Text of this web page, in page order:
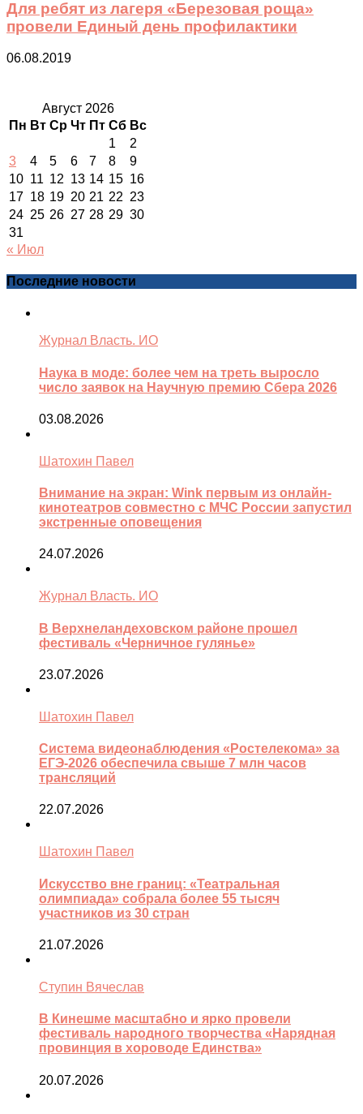
Для ребят из лагеря «Березовая роща»
провели Единый день профилактики
06.08.2019
Август 2026
Пн Вт Ср Чт Пт Сб Вс
1
2
3
4 5 6 7 8
9
10 11 12 13 14 15 16
17 18 19 20 21 22 23
24 25 26 27 28 29 30
31
« Июл
Последние новости
Журнал Власть. ИО
Наука в моде: более чем на треть выросло
число заявок на Научную премию Сбера 2026
03.08.2026
Шатохин Павел
Внимание на экран: Wink первым из онлайн-
кинотеатров совместно с МЧС России запустил
экстренные оповещения
24.07.2026
Журнал Власть. ИО
В Верхнеландеховском районе прошел
фестиваль «Черничное гулянье»
23.07.2026
Шатохин Павел
Система видеонаблюдения «Ростелекома» за
ЕГЭ-2026 обеспечила свыше 7 млн часов
трансляций
22.07.2026
Шатохин Павел
Искусство вне границ: «Театральная
олимпиада» собрала более 55 тысяч
участников из 30 стран
21.07.2026
Ступин Вячеслав
В Кинешме масштабно и ярко провели
фестиваль народного творчества «Нарядная
провинция в хороводе Единства»
20.07.2026